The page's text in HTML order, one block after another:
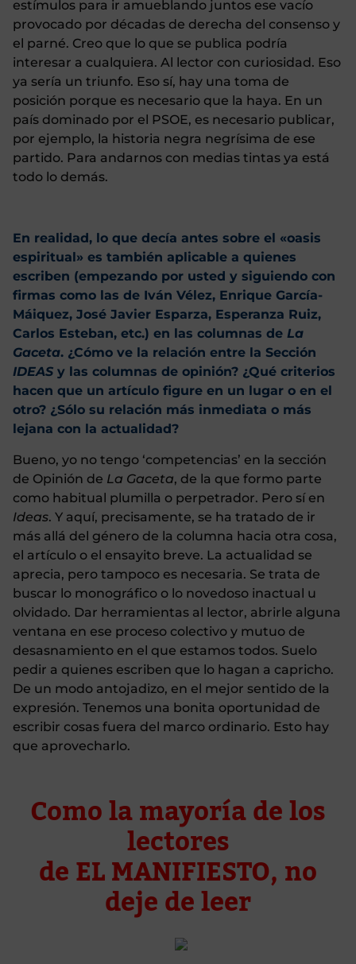
estímulos para ir amueblando juntos ese vacío
provocado por décadas de derecha del consenso y
el parné. Creo que lo que se publica podría
interesar a cualquiera. Al lector con curiosidad. Eso
ya sería un triunfo. Eso sí, hay una toma de
posición porque es necesario que la haya. En un
país dominado por el PSOE, es necesario publicar,
por ejemplo, la historia negra negrísima de ese
partido. Para andarnos con medias tintas ya está
todo lo demás.
En realidad, lo que decía antes sobre el «oasis
espiritual» es también aplicable a quienes
escriben (empezando por usted y siguiendo con
firmas como las de Iván Vélez, Enrique García-
Máiquez, José Javier Esparza, Esperanza Ruiz,
Carlos Esteban, etc.) en las columnas de La
Gaceta. ¿Cómo ve la relación entre la Sección
IDEAS y las columnas de opinión? ¿Qué criterios
hacen que un artículo figure en un lugar o en el
otro? ¿Sólo su relación más inmediata o más
lejana con la actualidad?
Bueno, yo no tengo ‘competencias’ en la sección
de Opinión de La Gaceta, de la que formo parte
como habitual plumilla o perpetrador. Pero sí en
Ideas. Y aquí, precisamente, se ha tratado de ir
más allá del género de la columna hacia otra cosa,
el artículo o el ensayito breve. La actualidad se
aprecia, pero tampoco es necesaria. Se trata de
buscar lo monográfico o lo novedoso inactual u
olvidado. Dar herramientas al lector, abrirle alguna
ventana en ese proceso colectivo y mutuo de
desasnamiento en el que estamos todos. Suelo
pedir a quienes escriben que lo hagan a capricho.
De un modo antojadizo, en el mejor sentido de la
expresión. Tenemos una bonita oportunidad de
escribir cosas fuera del marco ordinario. Esto hay
que aprovecharlo.
Como la mayoría de los
lectores
de EL MANIFIESTO,no
deje de leer